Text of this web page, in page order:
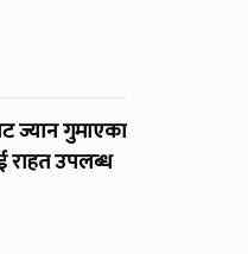
ज्यान गुमाएका
राहत उपलब्ध